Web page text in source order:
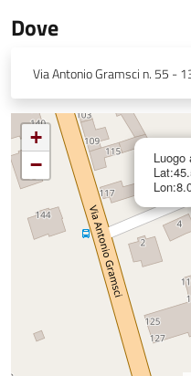
Dove
Via Antonio Gramsci n. 55 -
Luogo
+
−